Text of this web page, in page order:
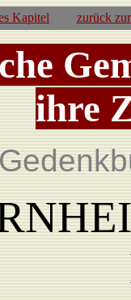
Kapitel zurück
ihre